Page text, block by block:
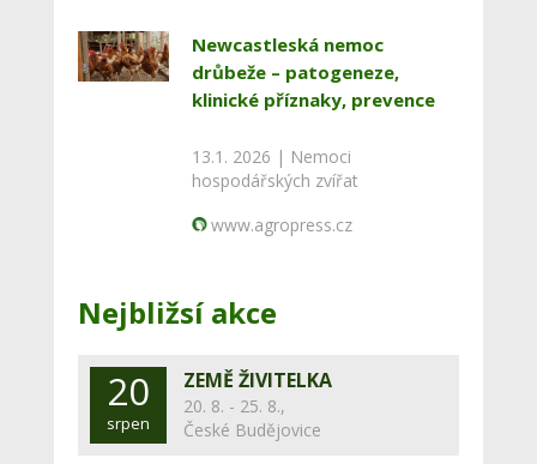
Newcastleská nemoc
drůbeže – patogeneze,
klinické příznaky, prevence
13.1. 2026 | Nemoci
hospodářských zvířat
www.agropress.cz
Nejbližsí akce
20
srpen
ZEMĚ ŽIVITELKA
20. 8. - 25. 8.,
České Budějovice